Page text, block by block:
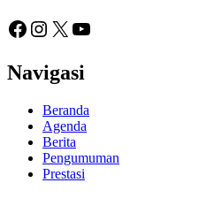
Facebook
Instagram
X YouTube
Navigasi
Beranda
Agenda
Berita
Pengumuman
Prestasi